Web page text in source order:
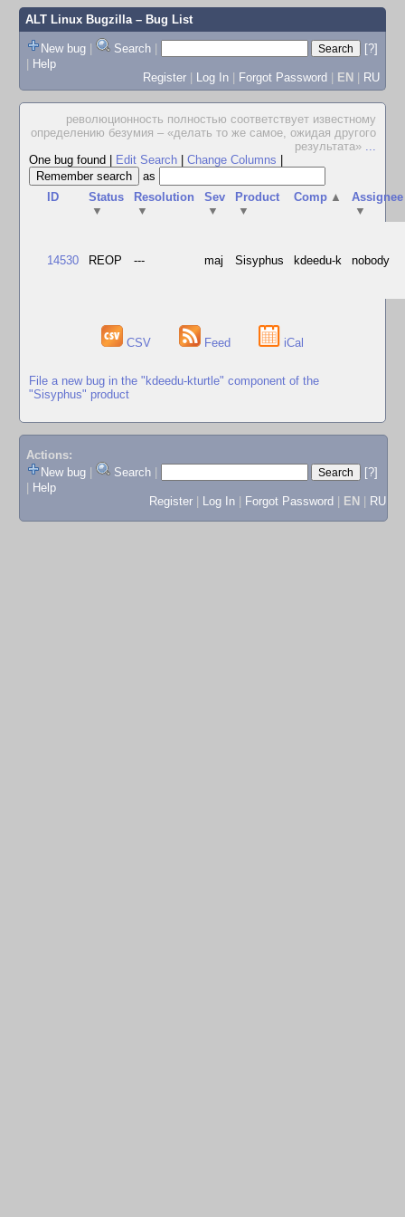
ALT Linux Bugzilla– Bug List
New bug | Search |
[?]
| Help
Register | Log In | Forgot Password | EN | RU
революционность полностью соответствует известному
определению безумия – «делать то же самое, ожидая другого
результата» ...
One bug found
Edit Search Change Columns
as
ID
Status
▼
Resolution
▼
Sev
▼
Product
▼
Comp ▲
Assignee
▼
14530 REOP --- maj Sisyphus kdeedu-k nobody
CSV Feed iCal
File a new bug in the "kdeedu-kturtle" component of the
"Sisyphus" product
Actions:
New bug
Search
[?]
Help
Register
Log In Forgot Password EN RU